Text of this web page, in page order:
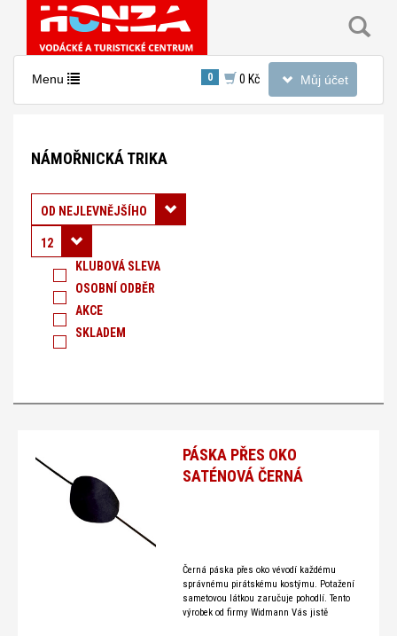
Toggle
navigation
Můj účet
Toggle
Menu 0 0 Kč
Námořnická
trika
NÁMOŘNICKÁ TRIKA
Řadit podle:
OD NEJLEVNĚJŠÍHO
12
KLUBOVÁ SLEVA
OSOBNÍ ODBĚR
AKCE
SKLADEM
PÁSKA PŘES OKO
SATÉNOVÁ ČERNÁ
Černá páska přes oko vévodí každému
správnému pirátskému kostýmu. Potažení
sametovou látkou zaručuje pohodlí. Tento
výrobek od firmy Widmann Vás jistě